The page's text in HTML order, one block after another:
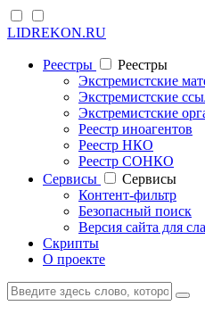
LIDREKON.RU
Реестры
Реестры
Экстремистские
Экстремистские
Экстремистские
Реестр иноагентов
Реестр НКО
Реестр СОНКО
Cервисы
Cервисы
Контент-фильтр
Безопасный поиск
Версия сайта для
Скрипты
О проекте